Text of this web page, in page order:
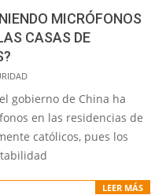
MICRÓFONOS
CASAS DE
gobierno de China ha
en las residencias de
católicos, pues los
LEER MÁS